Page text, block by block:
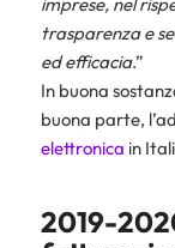
trasparenza e
ed efficacia.”
In buona
buona parte,
elettronica in
2019-